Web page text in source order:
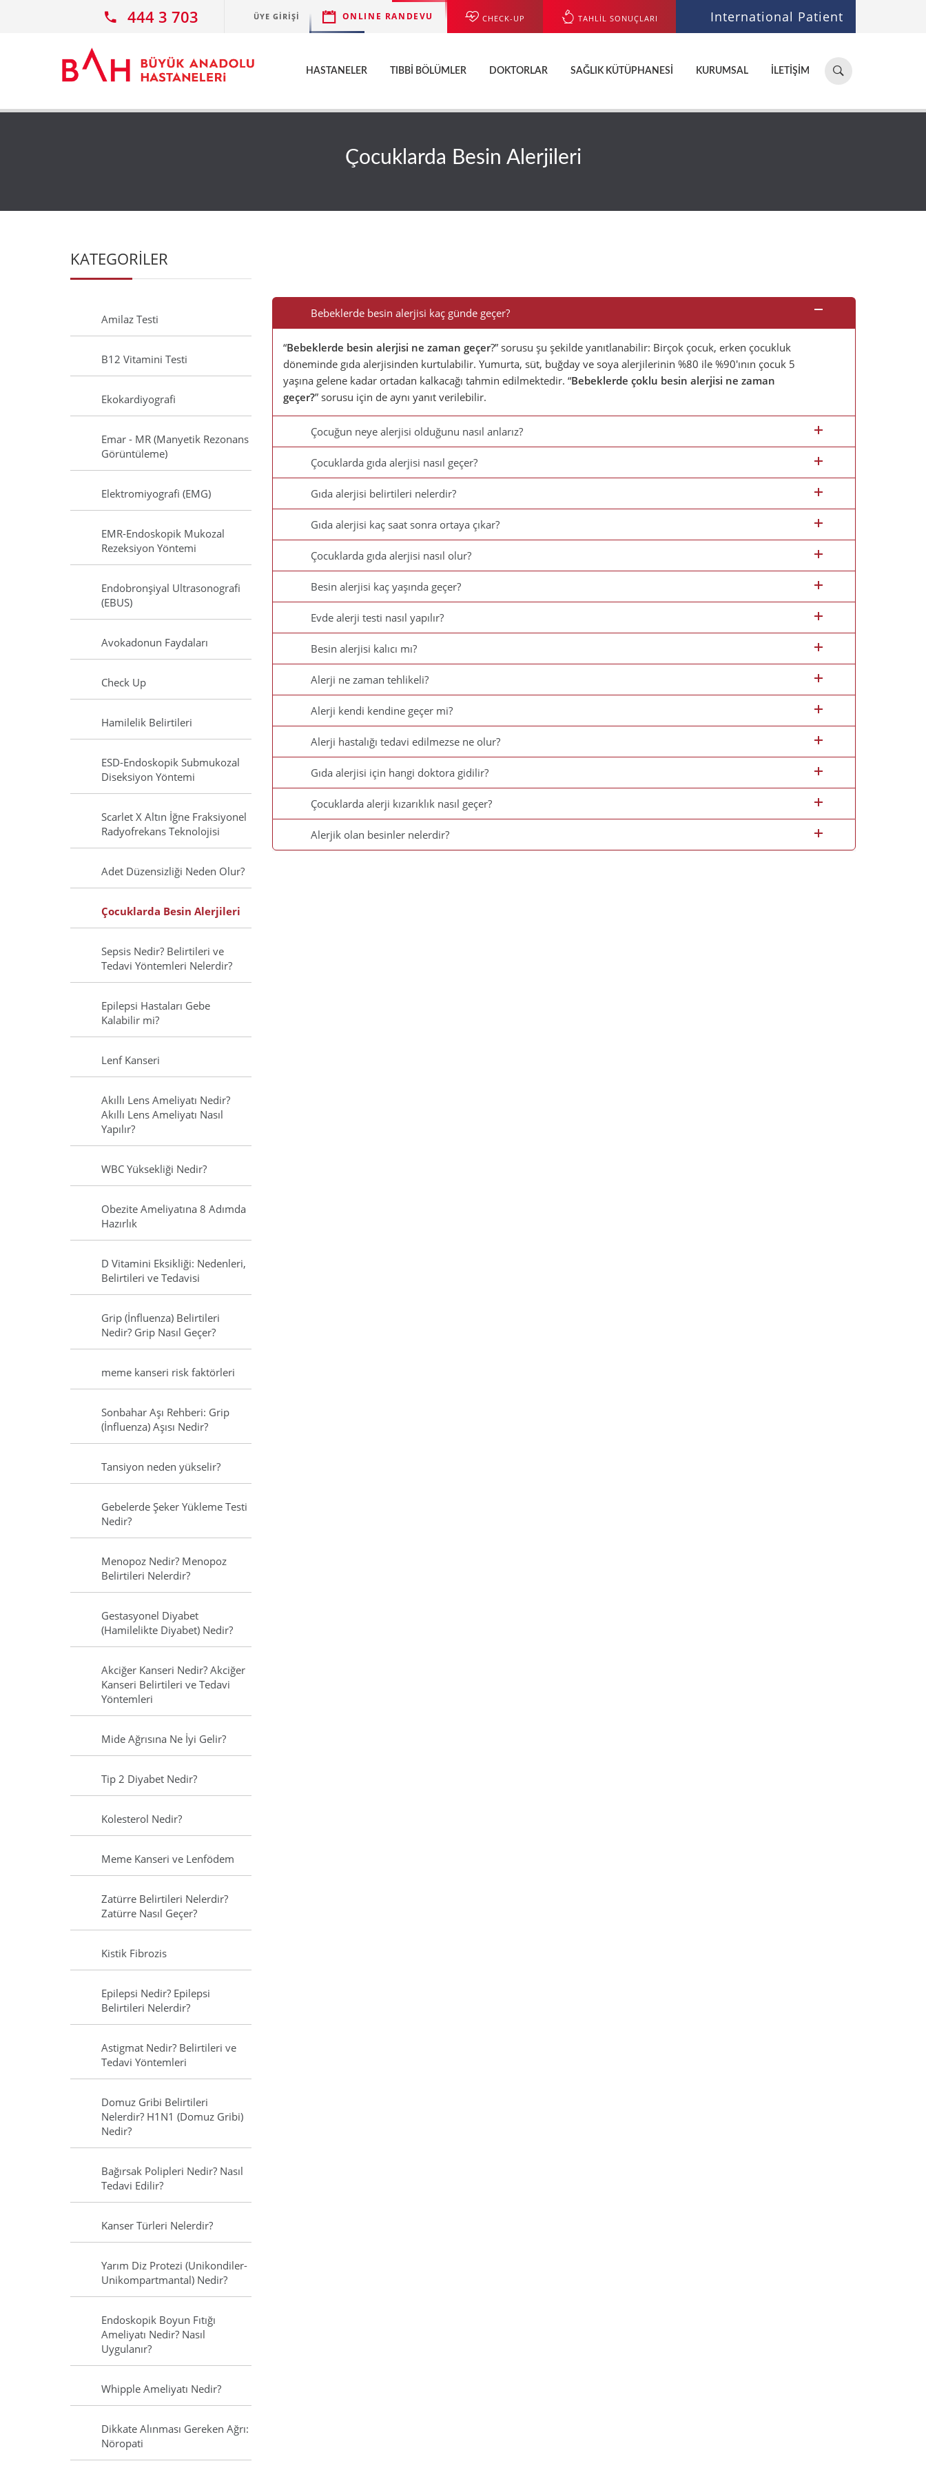
444 3 703 ÜYE GIRIŞI ONLINE RANDEVU CHECK-UP TAHLİL SONUÇLARI International Patient
Hastane,
doktor,
ara...
HASTANELER TIBBI BÖLÜMLER DOKTORLAR SAĞLIK KÜTÜPHANESI KURUMSAL İLETIŞIM
Çocuklarda Besin Alerjileri
Bebeklerde besin alerjisi kaç günde geçer?
“Bebeklerde besin alerjisi ne zaman geçer?” sorusu şu şekilde yanıtlanabilir: Birçok çocuk, erken çocukluk
döneminde gıda alerjisinden kurtulabilir. Yumurta, süt, buğday ve soya alerjilerinin %80 ile %90'ının çocuk 5
yaşına gelene kadar ortadan kalkacağı tahmin edilmektedir. “Bebeklerde çoklu besin alerjisi ne zaman
geçer?” sorusu için de aynı yanıt verilebilir.
Çocuğun neye alerjisi olduğunu nasıl anlarız?
Çocuklarda gıda alerjisi nasıl geçer?
Gıda alerjisi belirtileri nelerdir?
Gıda alerjisi kaç saat sonra ortaya çıkar?
Çocuklarda gıda alerjisi nasıl olur?
Besin alerjisi kaç yaşında geçer?
Evde alerji testi nasıl yapılır?
Besin alerjisi kalıcı mı?
Alerji ne zaman tehlikeli?
Alerji kendi kendine geçer mi?
Alerji hastalığı tedavi edilmezse ne olur?
Gıda alerjisi için hangi doktora gidilir?
Çocuklarda alerji kızarıklık nasıl geçer?
Alerjik olan besinler nelerdir?
KATEGORİLER
Amilaz Testi
B12 Vitamini Testi
Ekokardiyografi
Emar - MR (Manyetik Rezonans
Görüntüleme)
Elektromiyografi (EMG)
EMR-Endoskopik Mukozal
Rezeksiyon Yöntemi
Endobronşiyal Ultrasonografi
(EBUS)
Avokadonun Faydaları
Check Up
Hamilelik Belirtileri
ESD-Endoskopik Submukozal
Diseksiyon Yöntemi
Scarlet X Altın İğne Fraksiyonel
Radyofrekans Teknolojisi
Adet Düzensizliği Neden Olur?
Çocuklarda Besin Alerjileri
Sepsis Nedir? Belirtileri ve
Tedavi Yöntemleri Nelerdir?
Epilepsi Hastaları Gebe
Kalabilir mi?
Lenf Kanseri
Akıllı Lens Ameliyatı Nedir?
Akıllı Lens Ameliyatı Nasıl
Yapılır?
WBC Yüksekliği Nedir?
Obezite Ameliyatına 8 Adımda
Hazırlık
D Vitamini Eksikliği: Nedenleri,
Belirtileri ve Tedavisi
Grip (İnfluenza) Belirtileri
Nedir? Grip Nasıl Geçer?
meme kanseri risk faktörleri
Sonbahar Aşı Rehberi: Grip
(İnfluenza) Aşısı Nedir?
Tansiyon neden yükselir?
Gebelerde Şeker Yükleme Testi
Nedir?
Menopoz Nedir? Menopoz
Belirtileri Nelerdir?
Gestasyonel Diyabet
(Hamilelikte Diyabet) Nedir?
Akciğer Kanseri Nedir? Akciğer
Kanseri Belirtileri ve Tedavi
Yöntemleri
Mide Ağrısına Ne İyi Gelir?
Tip 2 Diyabet Nedir?
Kolesterol Nedir?
Meme Kanseri ve Lenfödem
Zatürre Belirtileri Nelerdir?
Zatürre Nasıl Geçer?
Kistik Fibrozis
Epilepsi Nedir? Epilepsi
Belirtileri Nelerdir?
Astigmat Nedir? Belirtileri ve
Tedavi Yöntemleri
Domuz Gribi Belirtileri
Nelerdir? H1N1 (Domuz Gribi)
Nedir?
Bağırsak Polipleri Nedir? Nasıl
Tedavi Edilir?
Kanser Türleri Nelerdir?
Yarım Diz Protezi (Unikondiler-
Unikompartmantal) Nedir?
Endoskopik Boyun Fıtığı
Ameliyatı Nedir? Nasıl
Uygulanır?
Whipple Ameliyatı Nedir?
Dikkate Alınması Gereken Ağrı:
Nöropati